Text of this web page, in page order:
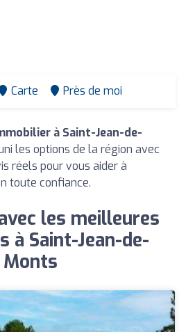
Carte Près de moi
à Saint-Jean-de-
les options de la région avec
réels pour vous aider à
toute confiance.
les meilleures
à Saint-Jean-de-
Monts